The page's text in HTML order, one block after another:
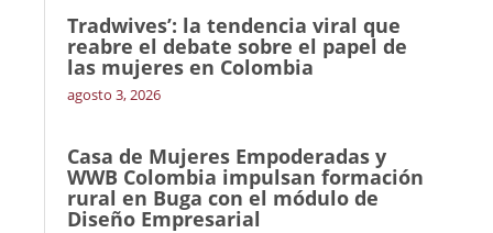
Tradwives’: la tendencia viral que
reabre el debate sobre el papel de
las mujeres en Colombia
agosto 3, 2026
Casa de Mujeres Empoderadas y
WWB Colombia impulsan formación
rural en Buga con el módulo de
Diseño Empresarial